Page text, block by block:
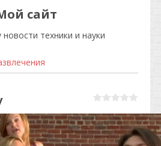
сайт
новости техники и науки